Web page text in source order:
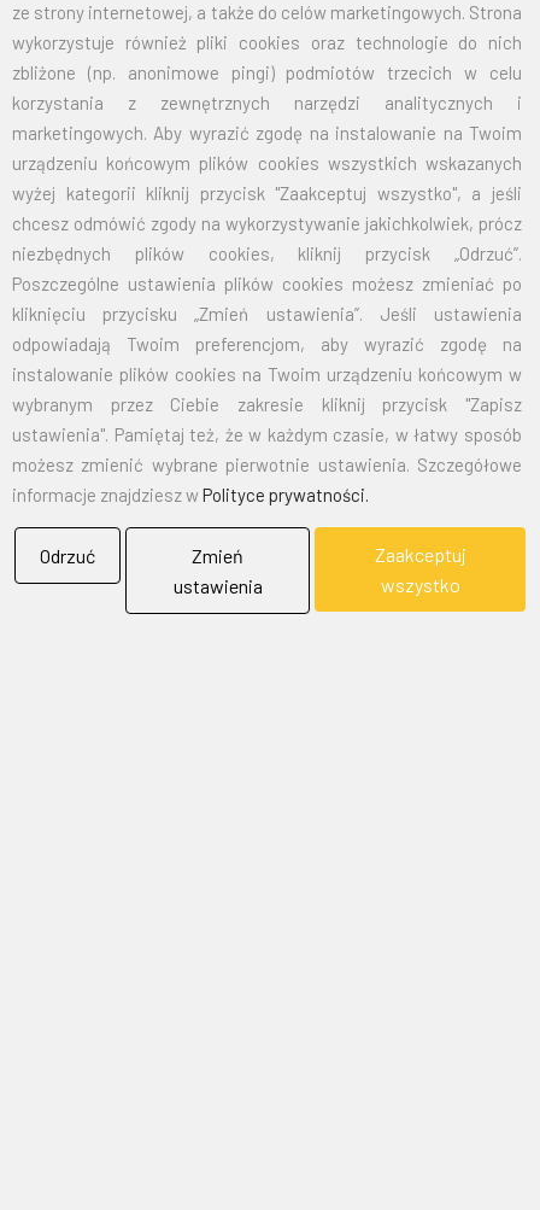
ze strony internetowej, a także do celów marketingowych. Strona
wykorzystuje również pliki cookies oraz technologie do nich
zbliżone (np. anonimowe pingi) podmiotów trzecich w celu
korzystania z zewnętrznych narzędzi analitycznych i
marketingowych. Aby wyrazić zgodę na instalowanie na Twoim
urządzeniu końcowym plików cookies wszystkich wskazanych
wyżej kategorii kliknij przycisk "Zaakceptuj wszystko", a jeśli
chcesz odmówić zgody na wykorzystywanie jakichkolwiek, prócz
niezbędnych plików cookies, kliknij przycisk „Odrzuć”.
Poszczególne ustawienia plików cookies możesz zmieniać po
kliknięciu przycisku „Zmień ustawienia”. Jeśli ustawienia
odpowiadają Twoim preferencjom, aby wyrazić zgodę na
instalowanie plików cookies na Twoim urządzeniu końcowym w
wybranym przez Ciebie zakresie kliknij przycisk "Zapisz
ustawienia". Pamiętaj też, że w każdym czasie, w łatwy sposób
możesz zmienić wybrane pierwotnie ustawienia. Szczegółowe
informacje znajdziesz wPolityce prywatności.
Odrzuć
Zmień
ustawienia
Zaakceptuj
wszystko
30X50 19,00 23,37
50X80 26,00 31,98
70X110 32,50 39,98
100X160 67,50 83,03
125X200 105,00 129,15
150X240 151,50 186,35
EMAIL:marketing@bielflag.pl,biuro@bielflag.pl
TELEFON:
600 42 11 90,33/816 21 78